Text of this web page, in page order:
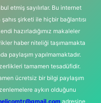
etmiş sayılırlar. Bu internet
şirketi ile hiçbir bağlantısı
hazırladığımız makaleler
haber niteliği taşımamakta
paylaşım yapılmamaktadır.
tamamen tesadüfidir.
ücretsiz bir bilgi paylaşım
aykırı olduğunu
adresine